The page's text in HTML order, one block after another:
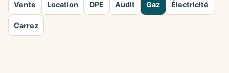
Vente Location DPE Audit Gaz Électricité
Carrez